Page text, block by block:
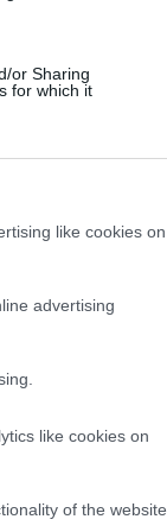
or Sharing
for which it
like cookies on
advertising
like cookies on
of the website
τους